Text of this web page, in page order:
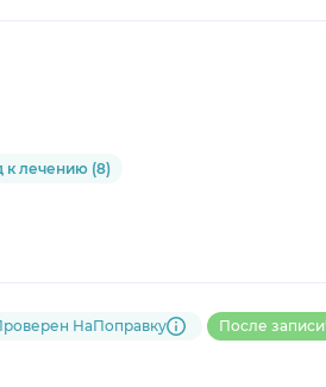
лечению (8)
НаПоправку После записи